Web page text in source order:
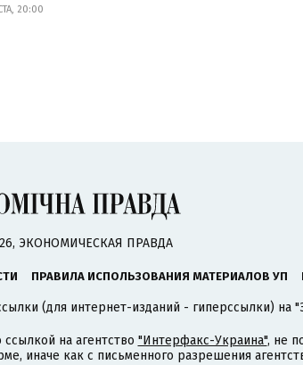
20:00
ЭКОНОМИЧЕСКАЯ ПРАВДА
ПРАВИЛА ИСПОЛЬЗОВАНИЯ МАТЕРИАЛОВ УП
(для интернет-изданий - гиперссылки) на
на агентство "Интерфакс-Украина", не
иначе как с письменного разрешения